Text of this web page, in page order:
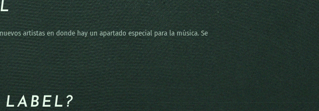
artistas en donde hay un apartado especial para la música. Se